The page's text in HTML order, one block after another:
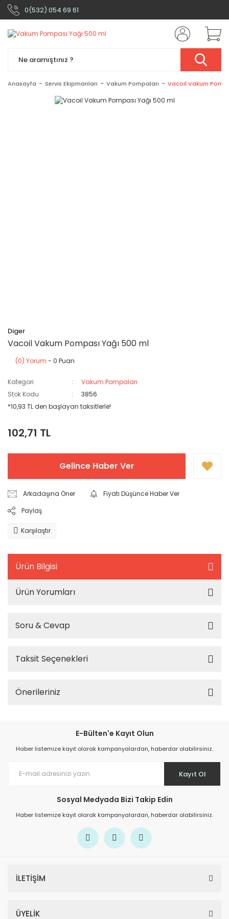
0(532) 054 69 61
Anasayfa Servis Ekipmanları Vakum Pompaları Vacoil Vakum
Diger
Vacoil Vakum Pompası Yağı 500 ml
(0) Yorum - 0 Puan
Kategori
Vakum Pompaları
Stok Kodu
3856
*10,93 TL den başlayan taksitlerle!
102,71 TL
Gelince Haber Ver
Arkadaşına Öner
Fiyatı Düşünce Haber Ver
Paylaş
Karşılaştır
Ürün Bilgisi
Ürün Yorumları
Soru & Cevap
Taksit Seçenekleri
Önerileriniz
E-Bülten'e Kayıt Olun
Haber listemize kayıt olarak kampanyalardan, haberdar olabilirsiniz.
Kayıt Ol
Sosyal Medyada Bizi Takip Edin
Haber listemize kayıt olarak kampanyalardan, haberdar olabilirsiniz.
İLETİŞİM
ÜYELİK